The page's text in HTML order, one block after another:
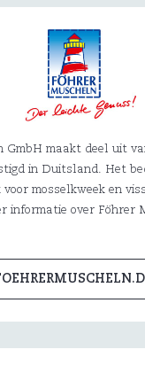
GmbH maakt deel uit
in Duitsland. Het
mosselkweek en
informatie over Föhrer